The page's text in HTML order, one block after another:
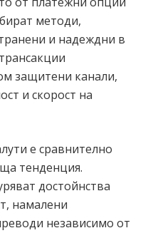
методи,
и надеждни в
защитени канали,
и скорост на
е сравнително
тенденция.
достойнства
намалени
независимо от